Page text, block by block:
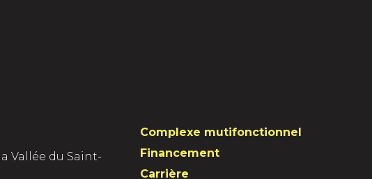
Vallée du Saint-
Complexe mutifonctionnel
Financement
Carrière